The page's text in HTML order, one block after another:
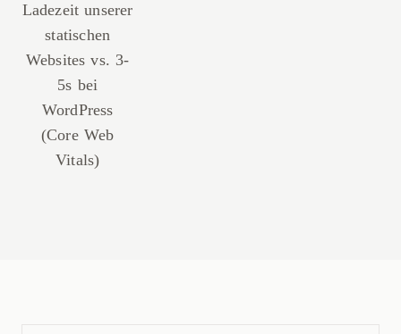
Ladezeit unserer
statischen
Websites vs. 3-
5s bei
WordPress
(Core Web
Vitals)